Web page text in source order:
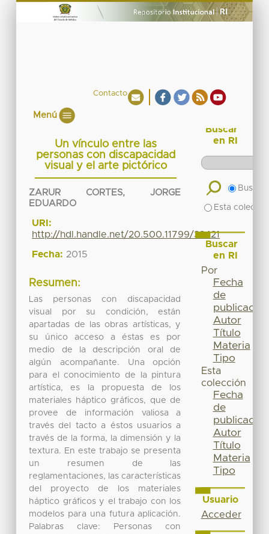
Contacto
Menú
Un vínculo entre las
personas con discapacidad
visual y el arte pictórico
ZARUR CORTES, JORGE
EDUARDO
URI:
http://hdl.handle.net/20.500.11799/32421
Fecha: 2015
Resumen:
Las personas con discapacidad
visual por su condición, están
apartadas de las obras artísticas, y
su único acceso a éstas es por
medio de la descripción oral de
algún acompañante. Una opción
para el conocimiento de la pintura
artística, es la propuesta de los
materiales háptico gráficos, que de
provee de información valiosa a
través del tacto a éstos usuarios a
través de la forma, la dimensión y la
textura. En este trabajo se presenta
un resumen de las
reglamentaciones, las características
del proyecto de los materiales
háptico gráficos y el trabajo con los
modelos para una futura aplicación.
Palabras clave: Personas con
Buscar
en RI
Buscar
Esta
Buscar
en RI
Por
Fecha
de
publicación
Autor
Título
Materia
Tipo
Esta
colección
Fecha
de
publicación
Autor
Título
Materia
Tipo
Usuario
Acceder